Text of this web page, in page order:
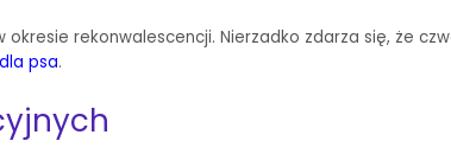
rekonwalescencji. Nierzadko zdarza się, że
psa.